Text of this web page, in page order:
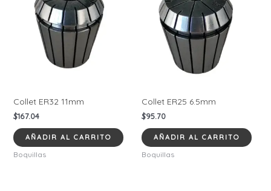
Collet ER32 11mm
$167.04
AÑADIR AL CARRITO
Boquillas
Collet ER25 6.5mm
$95.70
AÑADIR AL CARRITO
Boquillas